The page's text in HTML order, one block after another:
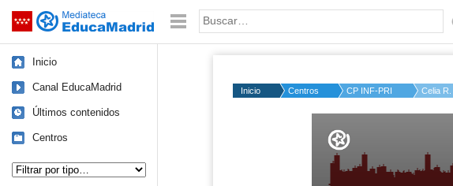
Saltar navegación Palabra o frase:
Inicio
Canal EducaMadrid
Últimos contenidos
Centros
Inicio Centros CP INF-PRI AGUSTÍN R...
Celia R.
50%